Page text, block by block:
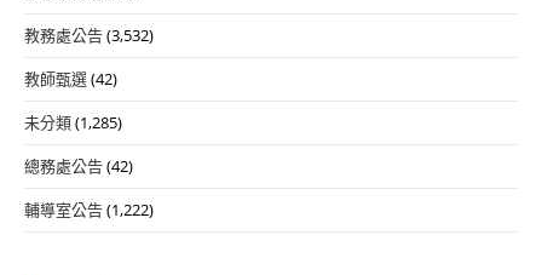
教務處公告(3,532)
教師甄選(42)
未分類(1,285)
總務處公告(42)
輔導室公告(1,222)